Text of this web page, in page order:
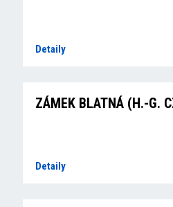
Detaily
ZÁMEK BLATNÁ (H.-G.
Detaily